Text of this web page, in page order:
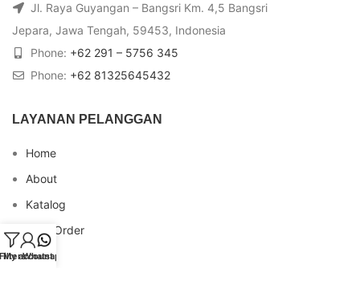
Jl. Raya Guyangan – Bangsri Km. 4,5 Bangsri
Jepara, Jawa Tengah, 59453, Indonesia
Phone: +62 291 – 5756 345
Phone: +62 81325645432
LAYANAN PELANGGAN
Home
About
Katalog
Cara Order
Blog
My account
Whatsapp